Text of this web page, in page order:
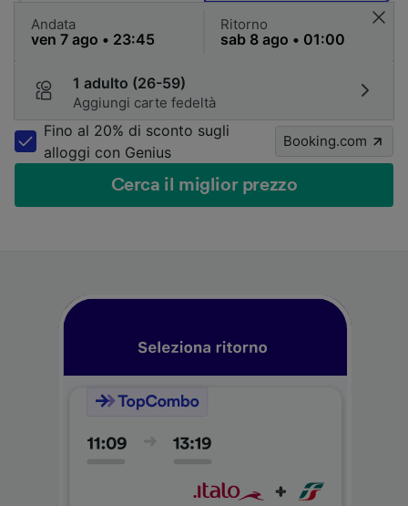
Andata Ritorno
1 adulto (26-59)
Aggiungi carte fedeltà
Fino al 20% di sconto sugli
alloggi con Genius
Booking.com
Cerca il miglior prezzo